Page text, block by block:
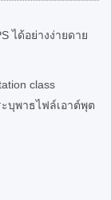
ได้อย่างง่ายดาย
class
บุพาธไฟล์เอาต์พุต